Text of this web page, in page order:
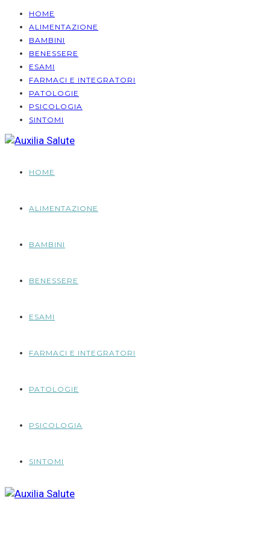
HOME
ALIMENTAZIONE
BAMBINI
BENESSERE
ESAMI
FARMACI E INTEGRATORI
PATOLOGIE
PSICOLOGIA
SINTOMI
HOME
ALIMENTAZIONE
BAMBINI
BENESSERE
ESAMI
FARMACI E INTEGRATORI
PATOLOGIE
PSICOLOGIA
SINTOMI